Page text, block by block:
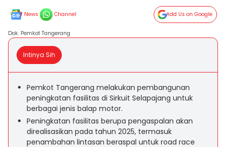
News Channel Add Us on Google
Dok. Pemkot Tangerang
Intinya Sih
Pemkot Tangerang melakukan pembangunan
peningkatan fasilitas di Sirkuit Selapajang untuk
berbagai jenis balap motor.
Peningkatan fasilitas berupa pengaspalan akan
direalisasikan pada tahun 2025, termasuk
penambahan lintasan beraspal untuk road race